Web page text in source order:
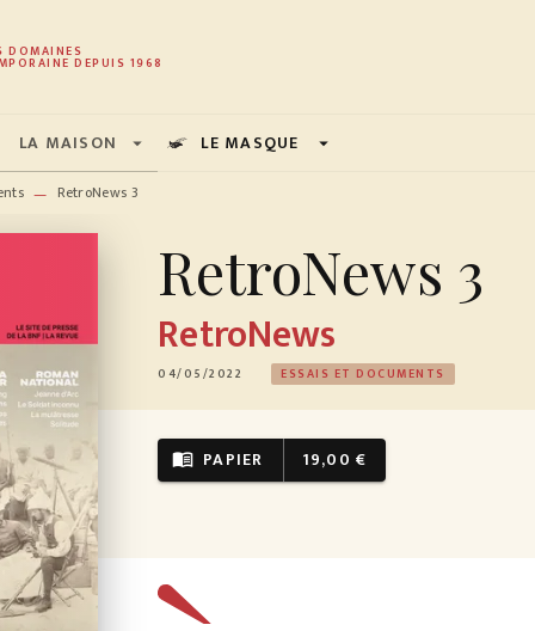
PIED DE PAGE
DOMAINES
DEPUIS 1968
LA MAISON arrow_drop_down LE MASQUE arrow_drop_down
— RetroNews 3
RetroNews 3
RetroNews
04/05/2022 ESSAIS ET DOCUMENTS
menu_book PAPIER 19,00 €